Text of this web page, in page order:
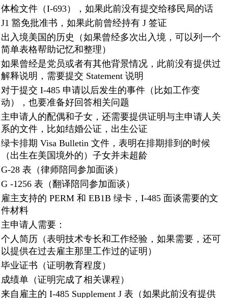
体检文件（I-693），如果此前没有提交给移民局的话
J1 豁免批准书，如果此前曾经持有 J 签证
出入境美国的历史（如果曾经多次出入境，可以列一个
简单表格帮助记忆和整理）
如果曾经是党员或者有其他背景情况，此前没有提供过
解释说明，需要提交 Statement 说明
对于提交 I-485 申请以后发生的事件（比如工作变
动），也要准备好回答相关问题
主申请人的配偶和子女，还需要提供证明与主申请人关
系的文件，比如结婚公证，出生公证
绿卡排期 Visa Bulletin 文件，表明在排期排到的时候
（出生在美国境外的）子女并未超龄
G-28 表（律师陪同参加面谈）
G -1256 表（翻译陪同参加面谈）
雇主支持的 PERM 和 EB1B 绿卡，I-485 面谈需要的文
件材料
主申请人需要：
个人简历（表明技术专长和工作经验，如果需要，还可
以提供在过去雇主那里工作过的证明）
毕业证书（证明教育程度）
成绩单（证明完成了相关课程）
来自雇主的 I-485 Supplement J 表（如果此前没有提供